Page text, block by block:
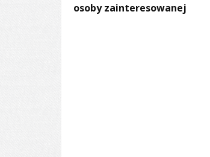
osoby zainteresowanej